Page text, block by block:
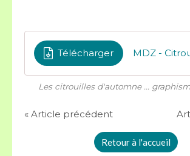
Télécharger
Les citrouilles d'automne ...
« Article précédent
Retour à l'accueil